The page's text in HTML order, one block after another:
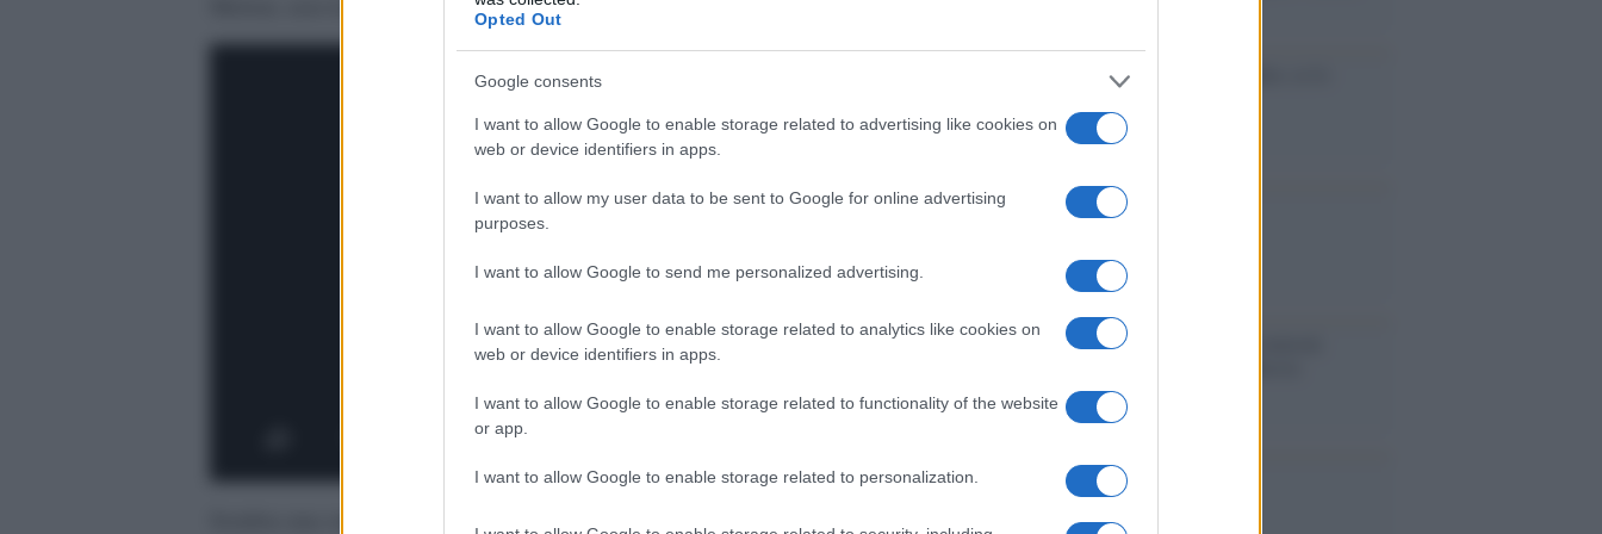
Opted Out
Google consents
I want to allow Google to enable storage related to advertising like cookies on
web or device identifiers in apps.
I want to allow my user data to be sent to Google for online advertising
purposes.
I want to allow Google to send me personalized advertising.
I want to allow Google to enable storage related to analytics like cookies on
web or device identifiers in apps.
I want to allow Google to enable storage related to functionality of the website
or app.
I want to allow Google to enable storage related to personalization.
L'omicidio economico dell'Italia: ce lo
chiede l'Europa
L'Ucraina ha finito lo scudo
Se all'Europa rimanessero tre neuroni
Il rubinetto di Rabat